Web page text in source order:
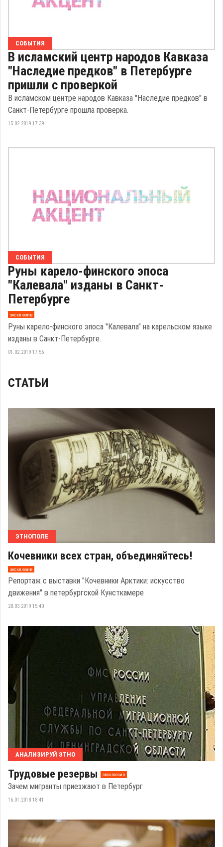
СОБЫТИЯ
В исламский центр народов Кавказа
"Наследие предков" в Петербурге
пришли с проверкой
В исламском центре народов Кавказа "Наследие предков" в
Санкт-Петербурге прошла проверка.
15.02.2019 17:39
СОБЫТИЯ
Руны карело-финского эпоса
"Калевала" изданы в Санкт-
Петербурге
эксклюзив
Руны карело-финского эпоса "Калевала" на карельском языке
изданы в Санкт-Петербурге.
01.02.2019 17:56
СТАТЬИ
ЭТНОПОЛЕ
Кочевники всех стран, объединяйтесь!
эксклюзив
Репортаж с выставки "Кочевники Арктики: искусство
движения" в петербургской Кунсткамере
28.03.2019 15:40
АНАЛИЗИРУЙ ЭТНО
Трудовые резервы эксклюзив
Зачем мигранты приезжают в Петербург
16.01.2018 18:41